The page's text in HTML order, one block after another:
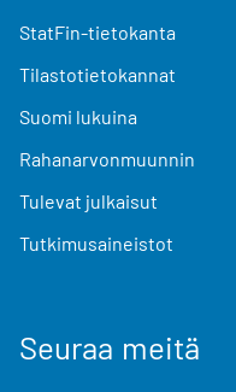
StatFin-tietokanta
Tilastotietokannat
Suomi lukuina
Rahanarvonmuunnin
Tulevat julkaisut
Tutkimusaineistot
Seuraa meitä